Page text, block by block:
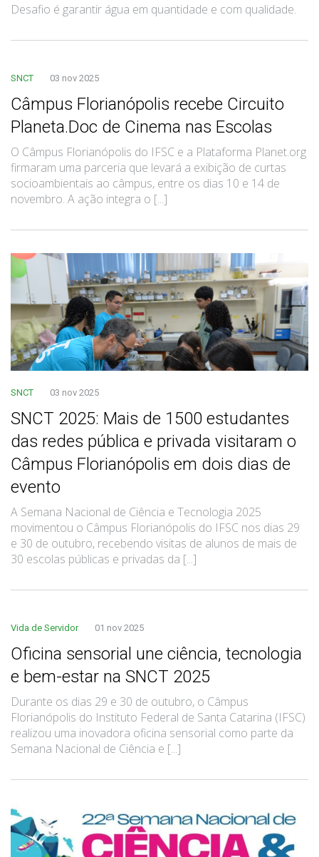
Desafio é garantir água em quantidade e com qualidade.
SNCT 03 nov 2025
Câmpus Florianópolis recebe Circuito
Planeta.Doc de Cinema nas Escolas
O Câmpus Florianópolis do IFSC e a Plataforma Planet.org
firmaram uma parceria que levará a exibição de curtas
socioambientais ao câmpus, entre os dias 10 e 14 de
novembro. A ação integra o [...]
SNCT 03 nov 2025
SNCT 2025: Mais de 1500 estudantes
das redes pública e privada visitaram o
Câmpus Florianópolis em dois dias de
evento
A Semana Nacional de Ciência e Tecnologia 2025
movimentou o Câmpus Florianópolis do IFSC nos dias 29
e 30 de outubro, recebendo visitas de alunos de mais de
30 escolas públicas e privadas da [...]
Vida de Servidor 01 nov 2025
Oficina sensorial une ciência, tecnologia
e bem-estar na SNCT 2025
Durante os dias 29 e 30 de outubro, o Câmpus
Florianópolis do Instituto Federal de Santa Catarina (IFSC)
realizou uma inovadora oficina sensorial como parte da
Semana Nacional de Ciência e [...]